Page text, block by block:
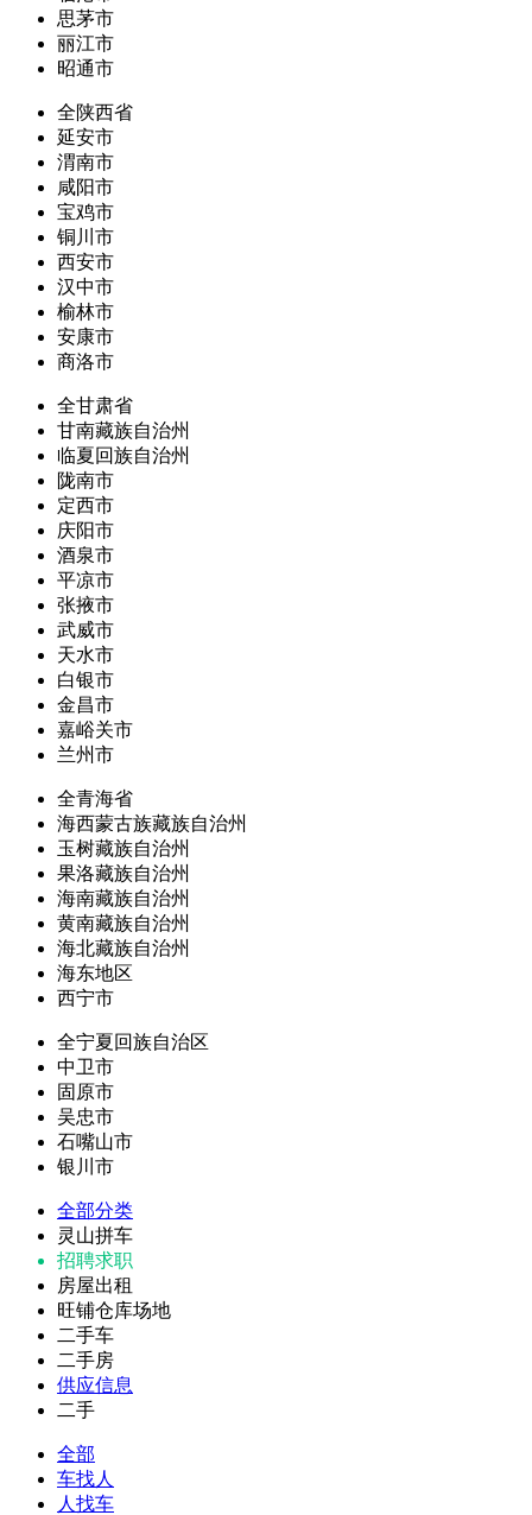
思茅市
丽江市
昭通市
全陕西省
延安市
渭南市
咸阳市
宝鸡市
铜川市
西安市
汉中市
榆林市
安康市
商洛市
全甘肃省
甘南藏族自治州
临夏回族自治州
陇南市
定西市
庆阳市
酒泉市
平凉市
张掖市
武威市
天水市
白银市
金昌市
嘉峪关市
兰州市
全青海省
海西蒙古族藏族自治州
玉树藏族自治州
果洛藏族自治州
海南藏族自治州
黄南藏族自治州
海北藏族自治州
海东地区
西宁市
全宁夏回族自治区
中卫市
固原市
吴忠市
石嘴山市
银川市
全部分类
灵山拼车
招聘求职
房屋出租
旺铺仓库场地
二手车
二手房
供应信息
二手
全部
车找人
人找车